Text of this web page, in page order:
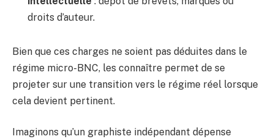
droits d’auteur.
Bien que ces charges ne soient pas déduites dans le
régime micro-BNC, les connaître permet de se
projeter sur une transition vers le régime réel lorsque
cela devient pertinent.
Imaginons qu’un graphiste indépendant dépense